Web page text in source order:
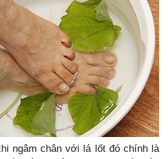
ngâm chân với lá lốt đó chính là